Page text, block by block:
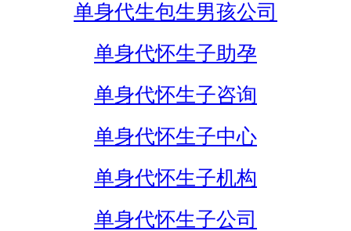
单身代生包生男孩公司
单身代怀生子助孕
单身代怀生子咨询
单身代怀生子中心
单身代怀生子机构
单身代怀生子公司